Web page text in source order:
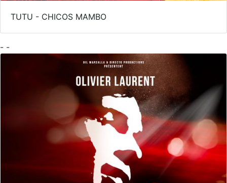
TUTU - CHICOS MAMBO
- -